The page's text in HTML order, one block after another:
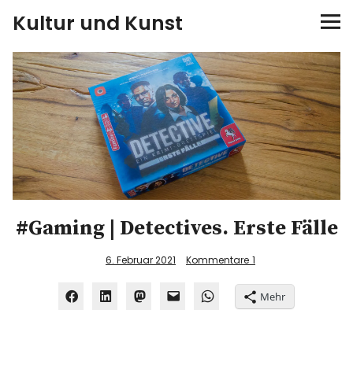
Kultur und Kunst
kultur & kunst
Ausstellungen
Spiele
Konzerte
Museen bei…
#Gaming | Detectives. Erste Fälle
6. Februar 2021 Kommentare 1
Mehr